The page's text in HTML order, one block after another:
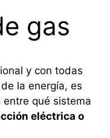
gas
y con todas
la energía, es
qué sistema
eléctrica o